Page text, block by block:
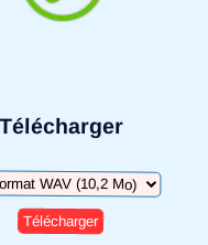
Télécharger